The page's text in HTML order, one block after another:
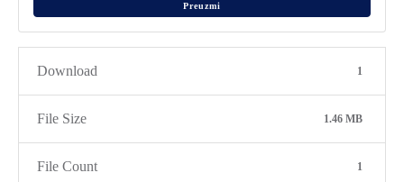
Preuzmi
Download 1
File Size 1.46 MB
File Count 1